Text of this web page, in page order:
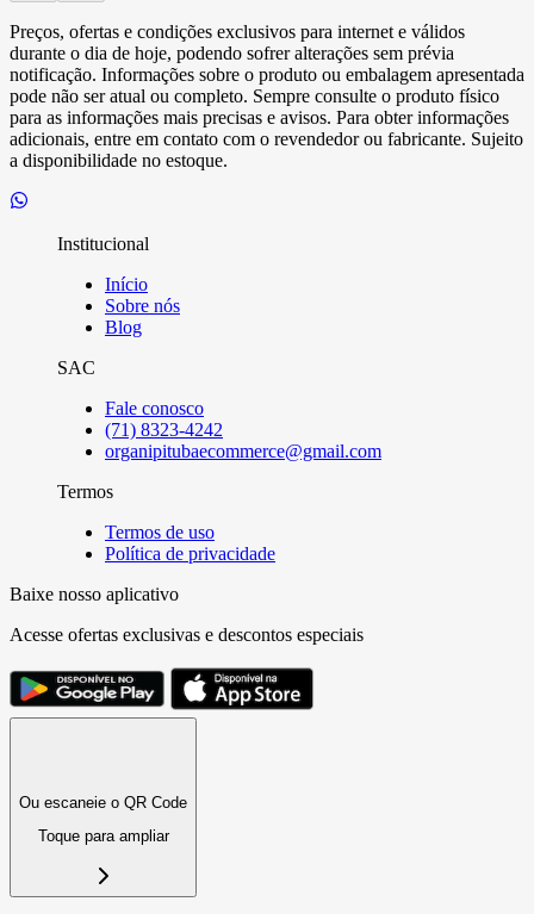
Preços, ofertas e condições exclusivos para internet e válidos
durante o dia de hoje, podendo sofrer alterações sem prévia
notificação. Informações sobre o produto ou embalagem apresentada
pode não ser atual ou completo. Sempre consulte o produto físico
para as informações mais precisas e avisos. Para obter informações
adicionais, entre em contato com o revendedor ou fabricante. Sujeito
a disponibilidade no estoque.
Institucional
Início
Sobre nós
Blog
SAC
Fale conosco
(71) 8323-4242
organipitubaecommerce@gmail.com
Termos
Termos de uso
Política de privacidade
Baixe nosso aplicativo
Acesse ofertas exclusivas e descontos especiais
Ou escaneie o QR Code
Toque para ampliar